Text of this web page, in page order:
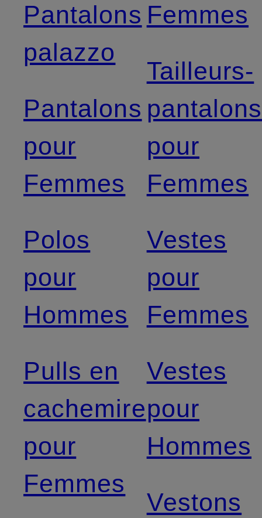
Pantalons
palazzo
Pantalons
pour
Femmes
Polos
pour
Hommes
Pulls en
cachemire
pour
Femmes
Femmes
Tailleurs-
pantalons
pour
Femmes
Vestes
pour
Femmes
Vestes
pour
Hommes
Vestons